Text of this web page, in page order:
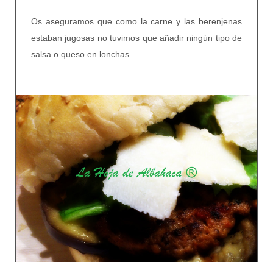
Os aseguramos que como la carne y las berenjenas
estaban jugosas no tuvimos que añadir ningún tipo de
salsa o queso en lonchas.